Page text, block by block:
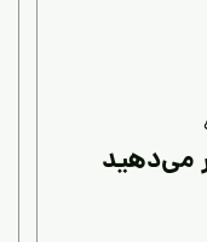
می‌دهید